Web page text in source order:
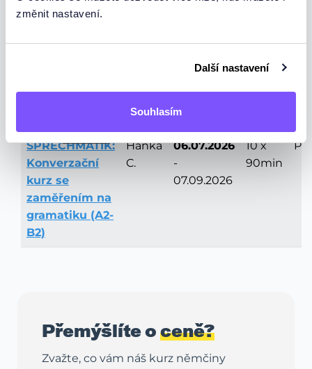
změnit nastavení.
Další nastavení
Souhlasím
Všechny lekce mají k dispozici video a audio
Učitel Termín
ŠPRECHMATIK:
Konverzační
kurz se
zaměřením na
gramatiku (A2-
B2)
Hanka
C.
06.07.2026
-
07.09.2026
10 x
90min
Po
Přemýšlíte o ceně?
Zvažte, co vám náš kurz němčiny